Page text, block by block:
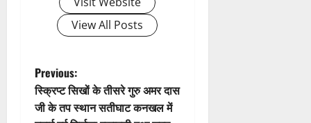
t
i
View All Posts
P
o
Previous:
स्क्रिप्ट सिखों के तीसरे गुरु अमर दास
जी के तप स्थान सतीघाट कनखल में